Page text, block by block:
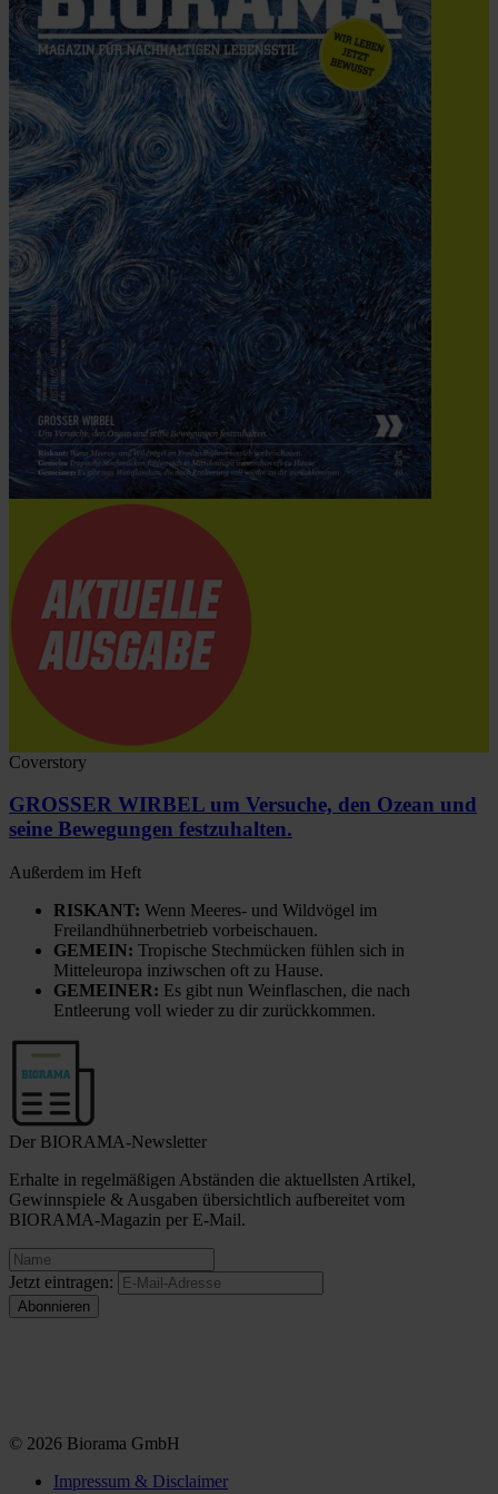
Coverstory
GROSSER WIRBEL um Versuche, den Ozean und
seine Bewegungen festzuhalten.
Außerdem im Heft
RISKANT: Wenn Meeres- und Wildvögel im
Freilandhühnerbetrieb vorbeischauen.
GEMEIN: Tropische Stechmücken fühlen sich in
Mitteleuropa inziwschen oft zu Hause.
GEMEINER: Es gibt nun Weinflaschen, die nach
Entleerung voll wieder zu dir zurückkommen.
Der BIORAMA-Newsletter
Erhalte in regelmäßigen Abständen die aktuellsten Artikel,
Gewinnspiele & Ausgaben übersichtlich aufbereitet vom
BIORAMA-Magazin per E-Mail.
Jetzt eintragen:
© 2026 Biorama GmbH
Impressum & Disclaimer